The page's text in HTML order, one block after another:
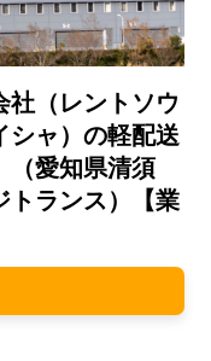
（レントソウ
ャ）の軽配送
（愛知県清須
トランス）【業